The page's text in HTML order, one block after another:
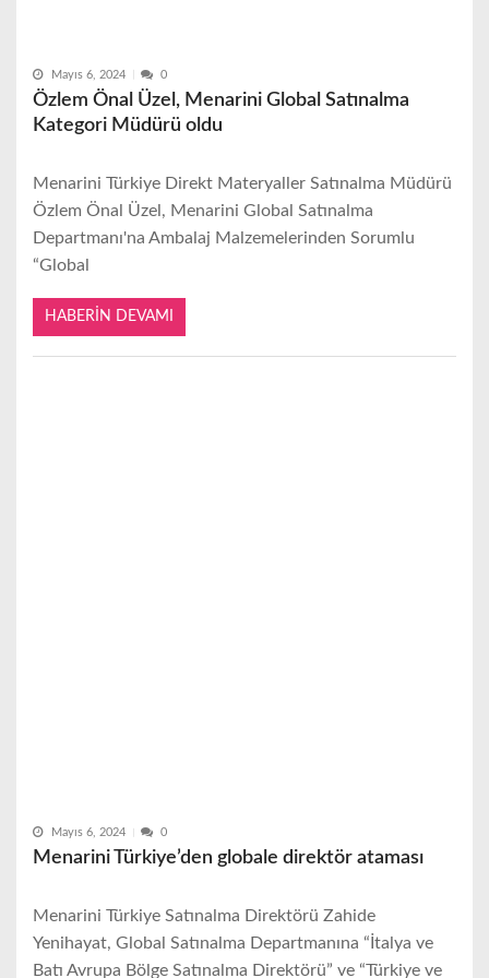
Mayıs 6, 2024 0
Özlem Önal Üzel, Menarini Global Satınalma
Kategori Müdürü oldu
Menarini Türkiye Direkt Materyaller Satınalma Müdürü
Özlem Önal Üzel, Menarini Global Satınalma
Departmanı'na Ambalaj Malzemelerinden Sorumlu
“Global
HABERIN DEVAMI
Mayıs 6, 2024 0
Menarini Türkiye’den globale direktör ataması
Menarini Türkiye Satınalma Direktörü Zahide
Yenihayat, Global Satınalma Departmanına “İtalya ve
Batı Avrupa Bölge Satınalma Direktörü” ve “Türkiye ve